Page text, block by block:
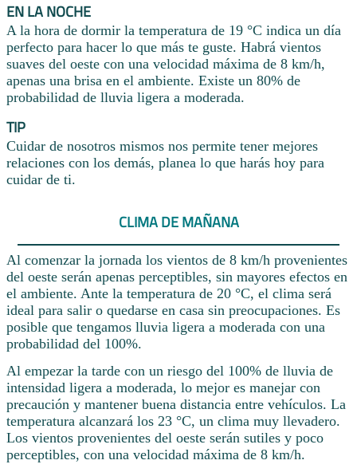
EN LA NOCHE
A la hora de dormir la temperatura de 19 °C indica un día
perfecto para hacer lo que más te guste. Habrá vientos
suaves del oeste con una velocidad máxima de 8 km/h,
apenas una brisa en el ambiente. Existe un 80% de
probabilidad de lluvia ligera a moderada.
TIP
Cuidar de nosotros mismos nos permite tener mejores
relaciones con los demás, planea lo que harás hoy para
cuidar de ti.
CLIMA DE MAÑANA
Al comenzar la jornada los vientos de 8 km/h provenientes
del oeste serán apenas perceptibles, sin mayores efectos en
el ambiente. Ante la temperatura de 20 °C, el clima será
ideal para salir o quedarse en casa sin preocupaciones. Es
posible que tengamos lluvia ligera a moderada con una
probabilidad del 100%.
Al empezar la tarde con un riesgo del 100% de lluvia de
intensidad ligera a moderada, lo mejor es manejar con
precaución y mantener buena distancia entre vehículos. La
temperatura alcanzará los 23 °C, un clima muy llevadero.
Los vientos provenientes del oeste serán sutiles y poco
perceptibles, con una velocidad máxima de 8 km/h.